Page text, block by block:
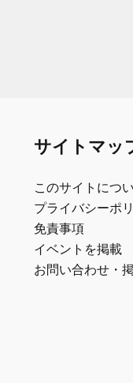
サイトマッ
このサイトにつ
プライバシーポ
免責事項
イベントを掲載
お問い合わせ・